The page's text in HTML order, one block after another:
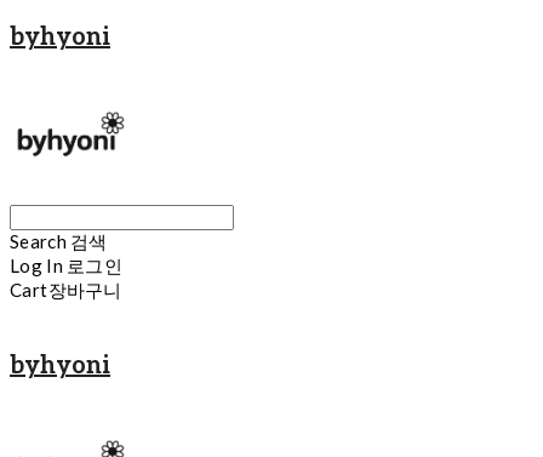
byhyoni
Search 검색
Log In 로그인
Cart장바구니
byhyoni